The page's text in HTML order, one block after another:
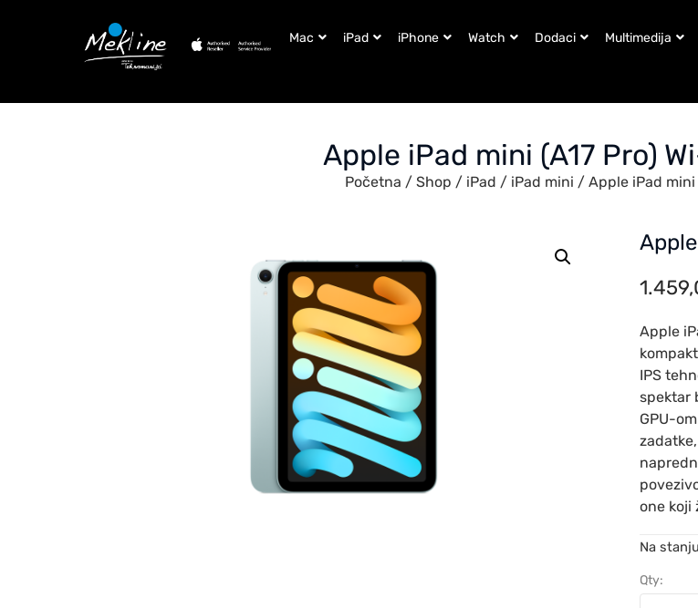
Mac iPad iPhone Watch Dodaci Multimedija
Apple iPad mini (A17 Pro)
Početna / Shop / iPad / iPad mini / Apple iPad mini
Apple
IPS
spektar
GPU-
one koji
Na stanju
Qty: